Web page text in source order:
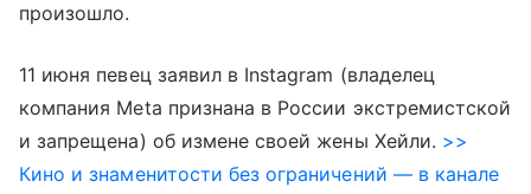
произошло.
11 июня певец заявил в Instagram (владелец
компания Meta признана в России экстремистской
и запрещена) об измене своей жены Хейли. >>
Кино и знаменитости без ограничений — в канале